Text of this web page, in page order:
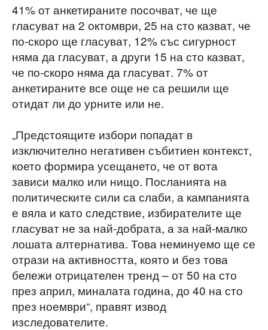
41% от анкетираните посочват, че ще
гласуват на 2 октомври, 25 на сто казват, че
по-скоро ще гласуват, 12% със сигурност
няма да гласуват, а други 15 на сто казват,
че по-скоро няма да гласуват. 7% от
анкетираните все още не са решили ще
отидат ли до урните или не.
„Предстоящите избори попадат в
изключително негативен събитиен контекст,
което формира усещането, че от вота
зависи малко или нищо. Посланията на
политическите сили са слаби, а кампанията
е вяла и като следствие, избирателите ще
гласуват не за най-добрата, а за най-малко
лошата алтернатива. Това неминуемо ще се
отрази на активността, която и без това
бележи отрицателен тренд – от 50 на сто
през април, миналата година, до 40 на сто
през ноември“, правят извод
изследователите.